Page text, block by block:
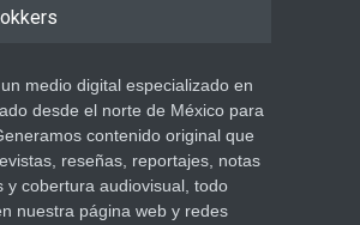
medio digital especializado en
desde el norte de México para
contenido original que
reseñas, reportajes, notas
y cobertura audiovisual, todo
nuestra página web y redes